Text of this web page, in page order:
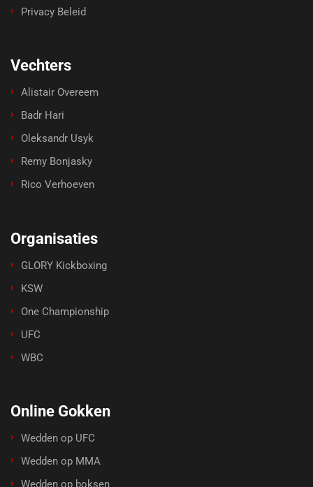
Privacy Beleid
Vechters
Alistair Overeem
Badr Hari
Oleksandr Usyk
Remy Bonjasky
Rico Verhoeven
Organisaties
GLORY Kickboxing
KSW
One Championship
UFC
WBC
Online Gokken
Wedden op UFC
Wedden op MMA
Wedden op boksen